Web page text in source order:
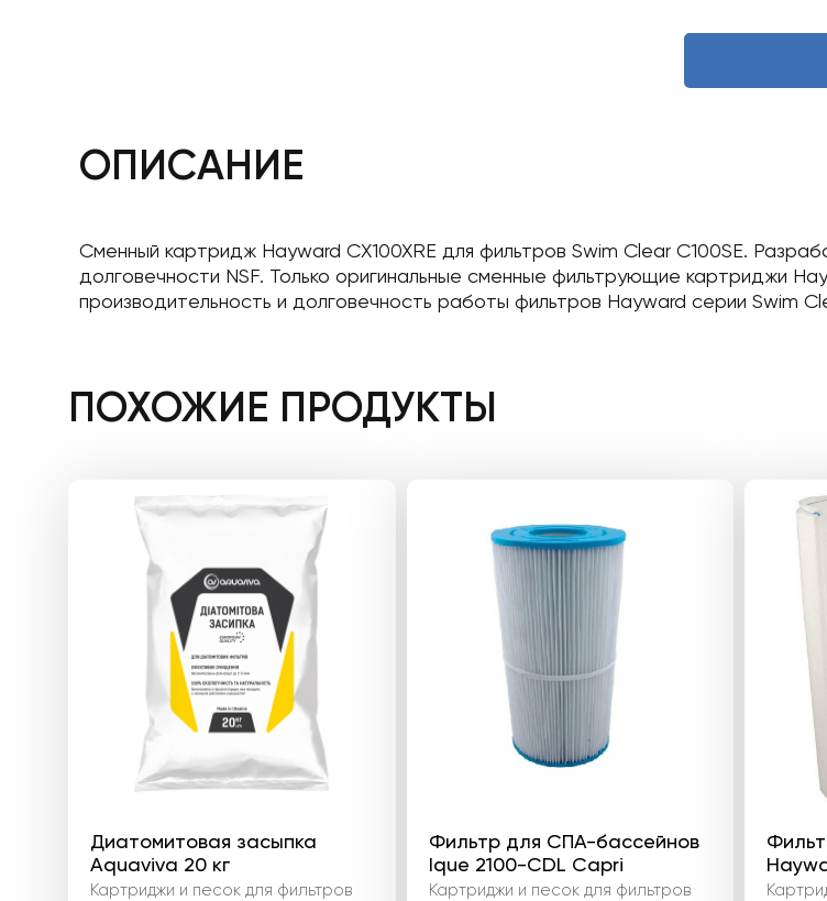
ОПИСАНИЕ
Сменный картридж Hayward CX100XRE для фильтров Swim Clear C100SE.
долговечности NSF. Только оригинальные сменные фильтрующие картриджи
производительность и долговечность работы фильтров Hayward серии Swim
ПОХОЖИЕ ПРОДУКТЫ
Диатомитовая засыпка
Aquaviva 20 кг
Картриджи и песок для фильтров
Фильтр для СПА-бассейнов
Ique 2100-CDL Capri
Картриджи и песок для фильтров